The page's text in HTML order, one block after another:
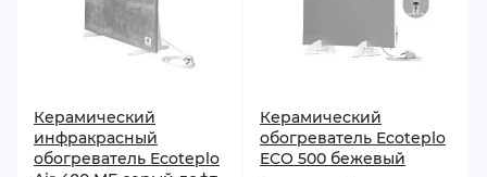
Керамический
инфракрасный
обогреватель Ecoteplo
Керамический
обогреватель Ecoteplo
ECO 500 бежевый